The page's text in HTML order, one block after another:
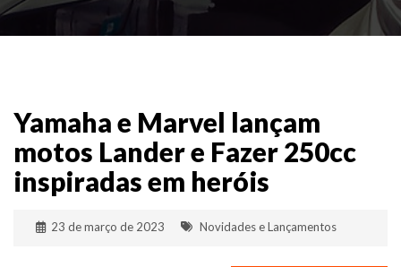
Yamaha e Marvel lançam
motos Lander e Fazer 250cc
inspiradas em heróis
23 de março de 2023 Novidades e Lançamentos